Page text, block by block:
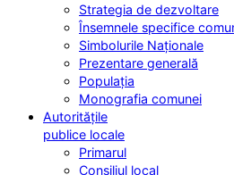
Strategia de dezvoltare
Însemnele specifice
Simbolurile Naționale
Prezentare generală
Populația
Monografia comunei
Autoritățile
publice locale
Primarul
Consiliul local